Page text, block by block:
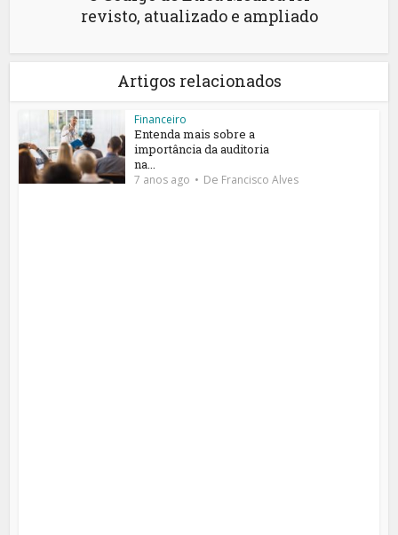
revisto, atualizado e ampliado
Artigos relacionados
Financeiro
Entenda mais sobre a
importância da auditoria
na...
7 anos ago De Francisco Alves